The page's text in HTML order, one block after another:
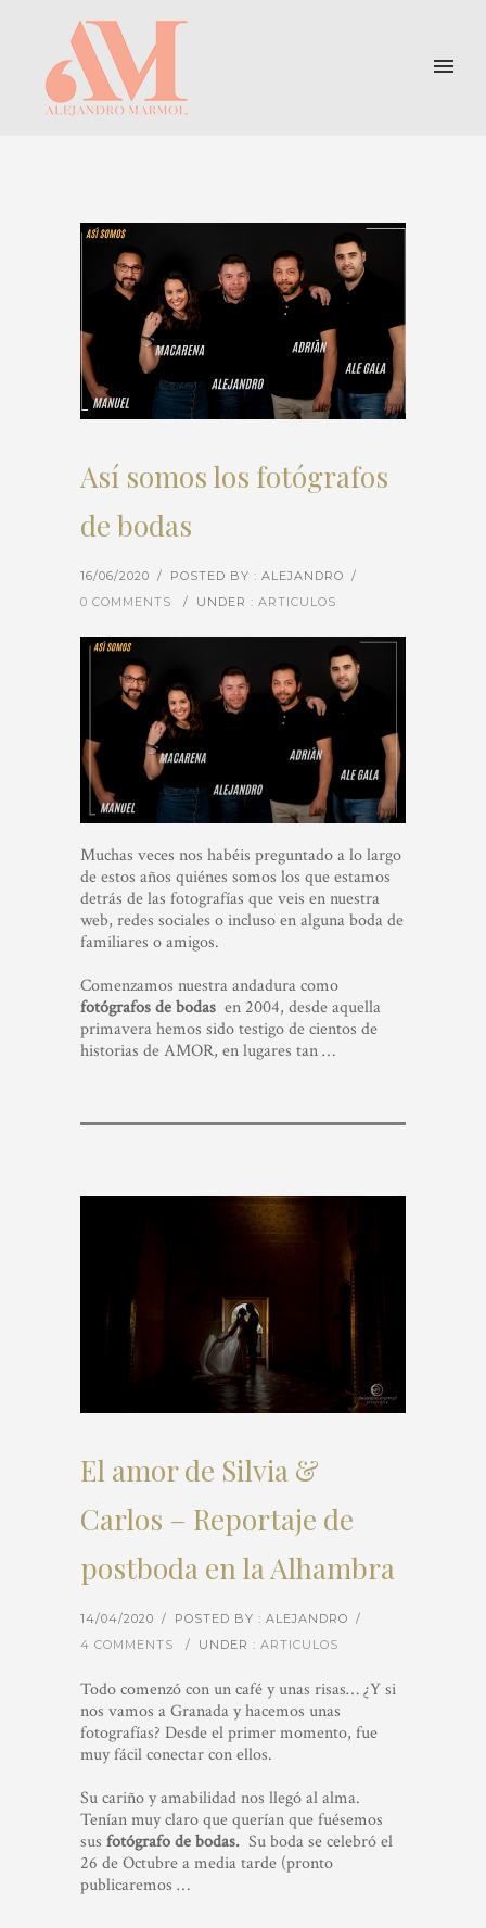
Así somos los fotógrafos
de bodas
16/06/2020 / POSTED BY : ALEJANDRO /
0 COMMENTS
/ UNDER : ARTICULOS
Muchas veces nos habéis preguntado a lo largo
de estos años quiénes somos los que estamos
detrás de las fotografías que veis en nuestra
web, redes sociales o incluso en alguna boda de
familiares o amigos.
Comenzamos nuestra andadura como
fotógrafos de bodas en 2004, desde aquella
primavera hemos sido testigo de cientos de
historias de AMOR, en lugares tan …
El amor de Silvia &
Carlos – Reportaje de
postboda en la Alhambra
14/04/2020 / POSTED BY : ALEJANDRO /
4 COMMENTS
/ UNDER : ARTICULOS
Todo comenzó con un café y unas risas… ¿Y si
nos vamos a Granada y hacemos unas
fotografías? Desde el primer momento, fue
muy fácil conectar con ellos.
Su cariño y amabilidad nos llegó al alma.
Tenían muy claro que querían que fuésemos
sus fotógrafo de bodas. Su boda se celebró el
26 de Octubre a media tarde (pronto
publicaremos …